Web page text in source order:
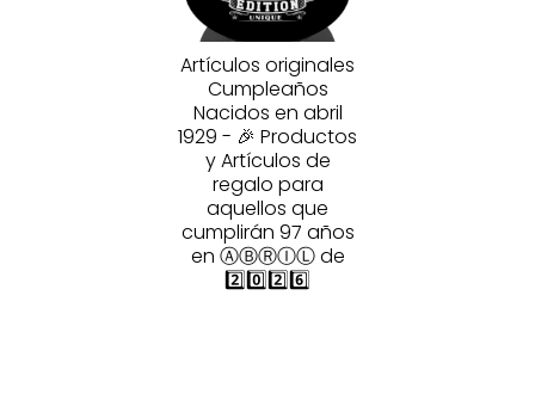
Artículos originales
Cumpleaños
Nacidos en abril
1929 - 🎉 Productos
y Artículos de
regalo para
aquellos que
cumplirán 97 años
en ⒶⒷⓇⒾⓁ de
2️⃣0️⃣2️⃣6️⃣